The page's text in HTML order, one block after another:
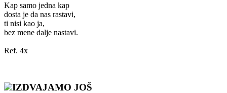
Kap samo jedna kap
dosta je da nas rastavi,
ti nisi kao ja,
bez mene dalje nastavi.
Ref. 4x
IZDVAJAMO JOŠ